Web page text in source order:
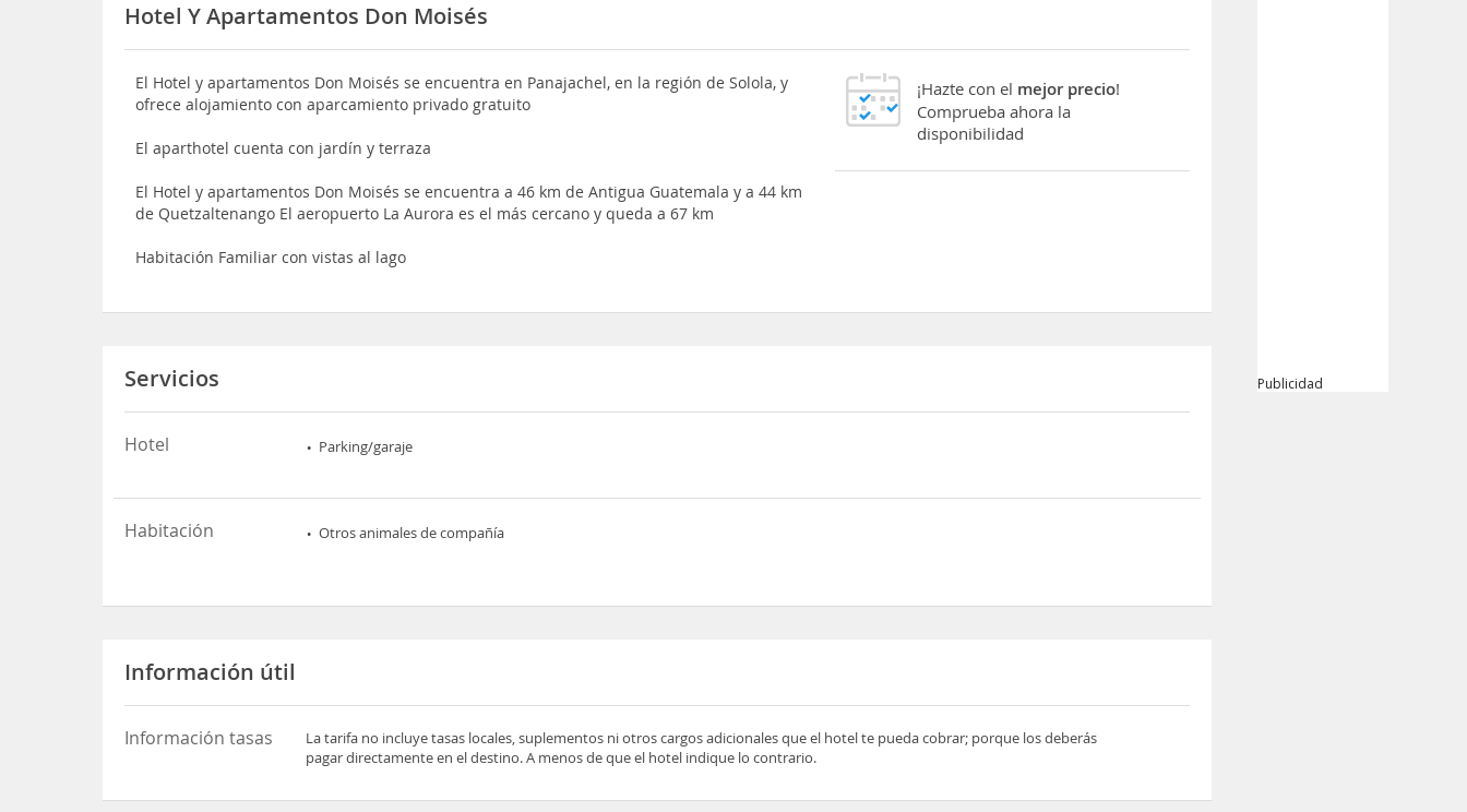
Hotel Y Apartamentos Don Moisés
El Hotel y apartamentos Don Moisés se encuentra en Panajachel, en la región de Solola, y
ofrece alojamiento con aparcamiento privado gratuito
El aparthotel cuenta con jardín y terraza
El Hotel y apartamentos Don Moisés se encuentra a 46 km de Antigua Guatemala y a 44 km
de Quetzaltenango El aeropuerto La Aurora es el más cercano y queda a 67 km
Habitación Familiar con vistas al lago
¡Hazte con el mejor precio!
Comprueba ahora la
disponibilidad
Servicios
Hotel Parking/garaje
Habitación Otros animales de compañía
Información útil
Información tasas
La tarifa no incluye tasas locales, suplementos ni otros cargos adicionales que el hotel te pueda cobrar; porque los deberás
pagar directamente en el destino. A menos de que el hotel indique lo contrario.
Publicidad